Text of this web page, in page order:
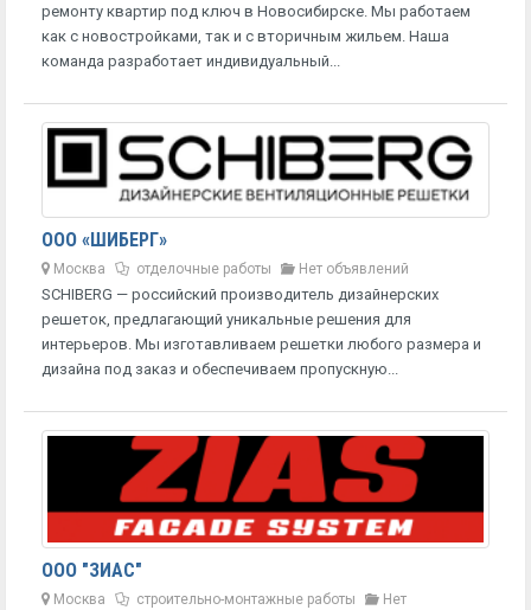
ремонту квартир под ключ в Новосибирске. Мы работаем
как с новостройками, так и с вторичным жильем. Наша
команда разработает индивидуальный...
ООО «ШИБЕРГ»
Москва отделочные работы Нет объявлений
SCHIBERG — российский производитель дизайнерских
решеток, предлагающий уникальные решения для
интерьеров. Мы изготавливаем решетки любого размера и
дизайна под заказ и обеспечиваем пропускную...
ООО "ЗИАС"
Москва строительно-монтажные работы
Нет